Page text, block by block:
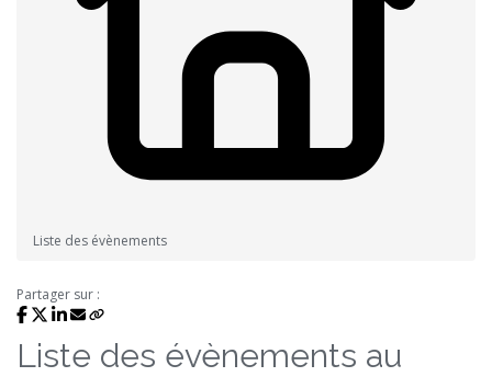
Liste des évènements
Partager sur :
Liste des évènements au